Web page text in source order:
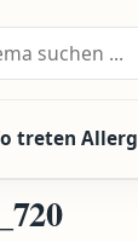
nach:
treten